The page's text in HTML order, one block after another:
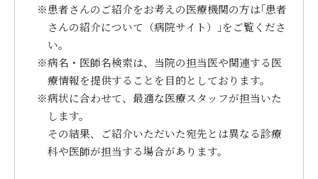
※患者さんのご紹介をお考えの医療機関の方は｢患者
さんの紹介について（病院サイト）｣をご覧くださ
い。
※病名・医師名検索は、当院の担当医や関連する医
療情報を提供することを目的としております。
※病状に合わせて、最適な医療スタッフが担当いた
します。
その結果、ご紹介いただいた宛先とは異なる診療
科や医師が担当する場合があります。